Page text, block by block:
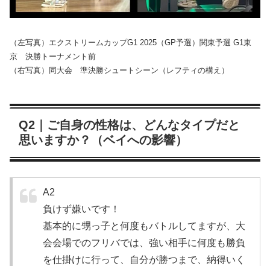
（左写真）エクストリームカップG1 2025（GP予選）関東予選 G1東
京 決勝トーナメント前
（右写真）同大会 準決勝シュートシーン（レフティの構え）
Q2｜ご自身の性格は、どんなタイプだと
思いますか？（ベイへの影響）
A2
負けず嫌いです！
基本的に甥っ子と何度もバトルしてますが、大
会会場でのフリバでは、強い相手に何度も勝負
を仕掛けに行って、自分が勝つまで、納得いく